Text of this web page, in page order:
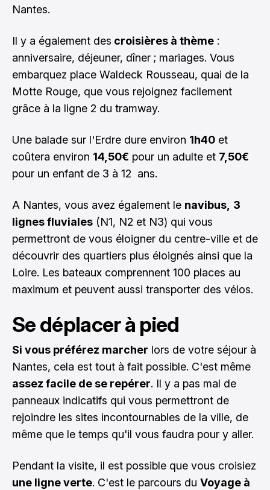
Nantes.
Il y a également des croisières à thème :
anniversaire, déjeuner, dîner ; mariages. Vous
embarquez place Waldeck Rousseau, quai de la
Motte Rouge, que vous rejoignez facilement
grâce à la ligne 2 du tramway.
Une balade sur l'Erdre dure environ 1h40 et
coûtera environ 14,50€ pour un adulte et 7,50€
pour un enfant de 3 à 12 ans.
A Nantes, vous avez également le navibus, 3
lignes fluviales (N1, N2 et N3) qui vous
permettront de vous éloigner du centre-ville et de
découvrir des quartiers plus éloignés ainsi que la
Loire. Les bateaux comprennent 100 places au
maximum et peuvent aussi transporter des vélos.
Se déplacer à pied
Si vous préférez marcher lors de votre séjour à
Nantes, cela est tout à fait possible. C'est même
assez facile de se repérer. Il y a pas mal de
panneaux indicatifs qui vous permettront de
rejoindre les sites incontournables de la ville, de
même que le temps qu'il vous faudra pour y aller.
Pendant la visite, il est possible que vous croisiez
une ligne verte. C'est le parcours du Voyage à